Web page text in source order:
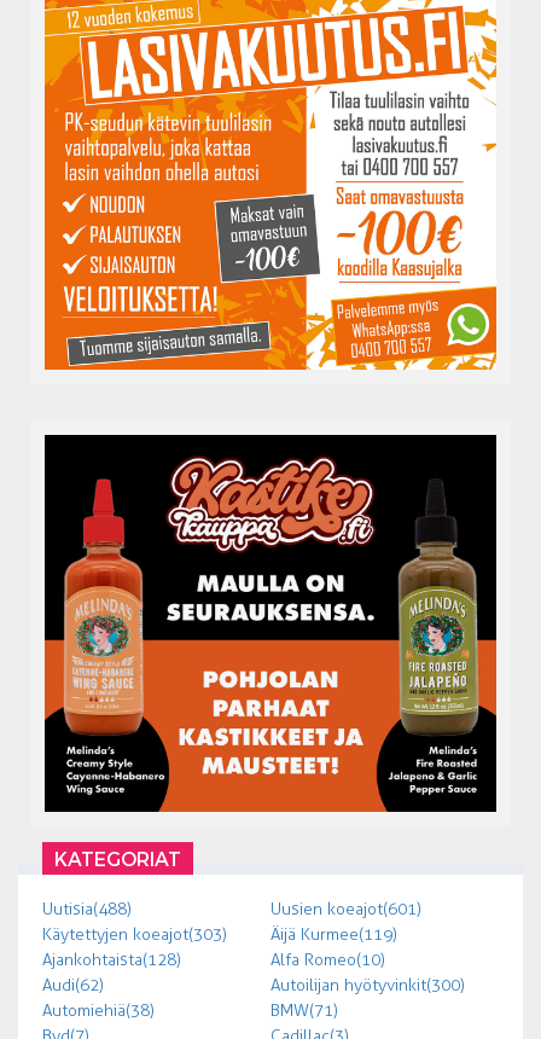
KATEGORIAT
Uutisia (488)
Uusien koeajot (601)
Käytettyjen koeajot (303)
Äijä Kurmee (119)
Ajankohtaista (128)
Alfa Romeo (10)
Audi (62)
Autoilijan hyötyvinkit (300)
Automiehiä (38)
BMW (71)